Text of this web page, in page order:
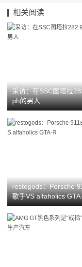
相关阅读
采访：在SSC图塔拉
ph的男人
restogods：Porsche
歌手VS alfaholics